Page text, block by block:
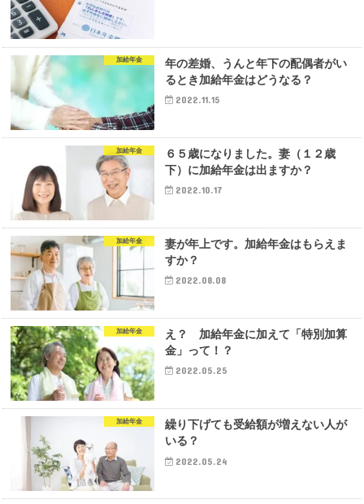
加給年金
年の差婚、うんと年下の配偶者がい
るとき加給年金はどうなる？
2022.11.15
加給年金
６５歳になりました。妻（１２歳
下）に加給年金は出ますか？
2022.10.17
加給年金
妻が年上です。加給年金はもらえま
すか？
2022.08.08
加給年金
え？ 加給年金に加えて「特別加算
金」って！？
2022.05.25
加給年金
繰り下げても受給額が増えない人が
いる？
2022.05.24